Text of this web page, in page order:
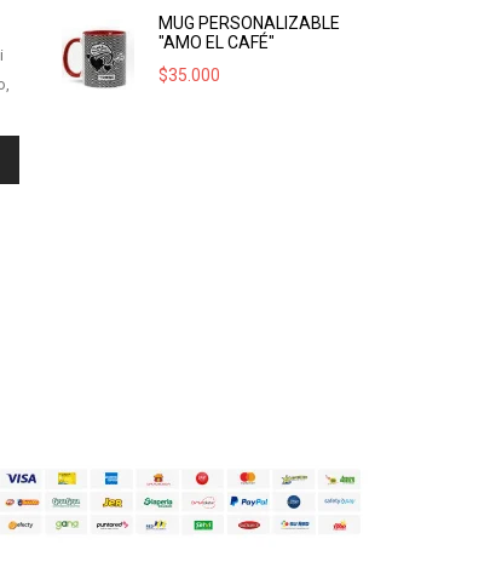
MUG PERSONALIZABLE
"AMO EL CAFÉ"
$35.000